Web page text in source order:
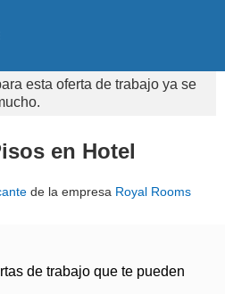
esta oferta de trabajo ya se
en Hotel
de la empresa Royal Rooms
de trabajo que te pueden